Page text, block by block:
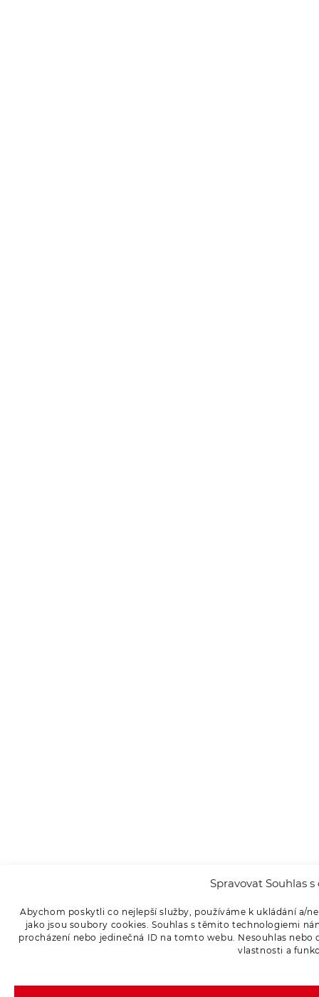
Spravovat Souhlas s
Abychom poskytli co nejlepší služby, používáme k ukládání a/
jako jsou soubory cookies. Souhlas s těmito technologiemi
procházení nebo jedinečná ID na tomto webu. Nesouhlas
vlastnosti a